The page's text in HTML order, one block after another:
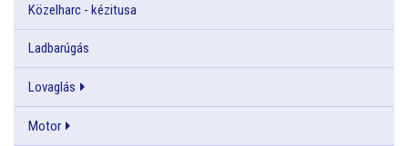
Közelharc - kézitusa
Ladbarúgás
Lovaglás
Motor